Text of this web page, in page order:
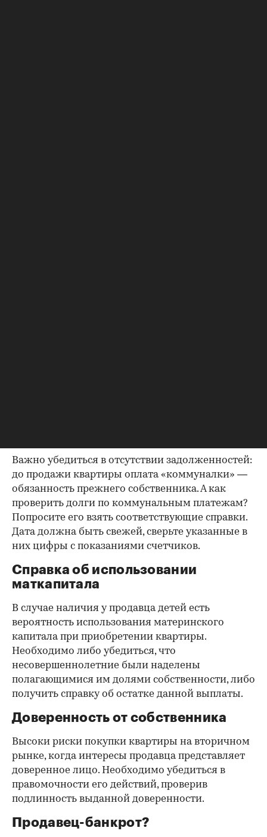
Важно убедиться в отсутствии задолженностей:
до продажи квартиры оплата «коммуналки» —
обязанность прежнего собственника. А как
проверить долги по коммунальным платежам?
Попросите его взять соответствующие справки.
Дата должна быть свежей, сверьте указанные в
них цифры с показаниями счетчиков.
Справка об использовании
маткапитала
В случае наличия у продавца детей есть
вероятность использования материнского
капитала при приобретении квартиры.
Необходимо либо убедиться, что
несовершеннолетние были наделены
полагающимися им долями собственности, либо
получить справку об остатке данной выплаты.
Доверенность от собственника
Высоки риски покупки квартиры на вторичном
рынке, когда интересы продавца представляет
доверенное лицо. Необходимо убедиться в
правомочности его действий, проверив
подлинность выданной доверенности.
Продавец-банкрот?